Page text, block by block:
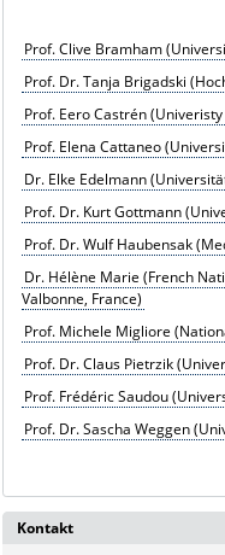
Prof. Clive Bramham
Prof. Dr. Tanja Brigadski
Prof. Eero Castrén
Prof. Elena Cattaneo
Dr. Elke Edelmann
Prof. Dr. Kurt Gottmann
Prof. Dr. Wulf Haubensak
Dr. Hélène Marie (French
Valbonne, France)
Prof. Michele Migliore
Prof. Dr. Claus Pietrzik
Prof. Frédéric Saudou
Prof. Dr. Sascha Weggen
Kontakt